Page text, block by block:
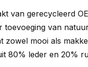
van gerecycleerd
toevoeging van
zowel mooi als
80% leder en 20%